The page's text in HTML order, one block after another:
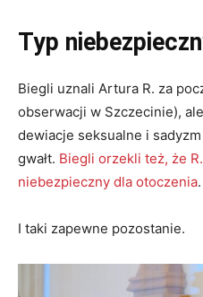
Typ
Biegli uznali Artura R. za
obserwacji w Szczecinie),
dewiacje seksualne i
gwałt. Biegli orzekli też, że
niebezpieczny dla otoczenia.
I taki zapewne pozostanie.